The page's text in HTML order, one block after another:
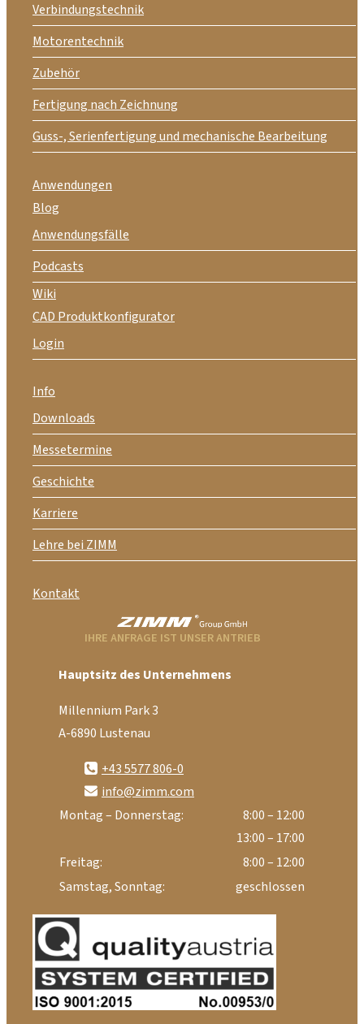
Verbindungstechnik
Motorentechnik
Zubehör
Fertigung nach Zeichnung
Guss-, Serienfertigung und mechanische Bearbeitung
Anwendungen
Blog
Anwendungsfälle
Podcasts
Wiki
CAD Produktkonfigurator
Login
Info
Downloads
Messetermine
Geschichte
Karriere
Lehre bei ZIMM
Kontakt
IHRE ANFRAGE IST UNSER ANTRIEB
Hauptsitz des Unternehmens
Millennium Park 3
A-6890 Lustenau
+43 5577 806-0
info@zimm.com
Montag – Donnerstag:
8:00 – 12:00
13:00 – 17:00
Freitag:
8:00 – 12:00
Samstag, Sonntag:
geschlossen